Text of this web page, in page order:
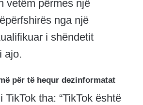
vetëm përmes një
nga një
i shëndetit
ajo.
për të hequr dezinformatat
TikTok tha: “TikTok është